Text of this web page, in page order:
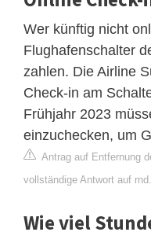
Wer künftig nicht
Flughafenschalter
zahlen. Die Airline
Check-in am
Frühjahr 2023
einzuchecken, um
Antrag auf Entfernung
vollständige Antwort auf
Wie viel